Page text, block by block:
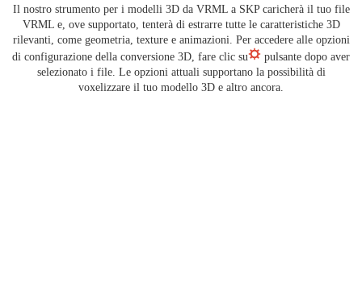
Il nostro strumento per i modelli 3D da VRML a SKP caricherà il tuo file
VRML e, ove supportato, tenterà di estrarre tutte le caratteristiche 3D
rilevanti, come geometria, texture e animazioni. Per accedere alle opzioni
di configurazione della conversione 3D, fare clic su
pulsante dopo aver
selezionato i file. Le opzioni attuali supportano la possibilità di
voxelizzare il tuo modello 3D e altro ancora.